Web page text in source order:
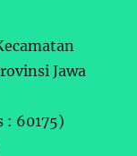
Jawa
: 60175)